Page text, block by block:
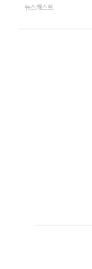
뉴스캐스트